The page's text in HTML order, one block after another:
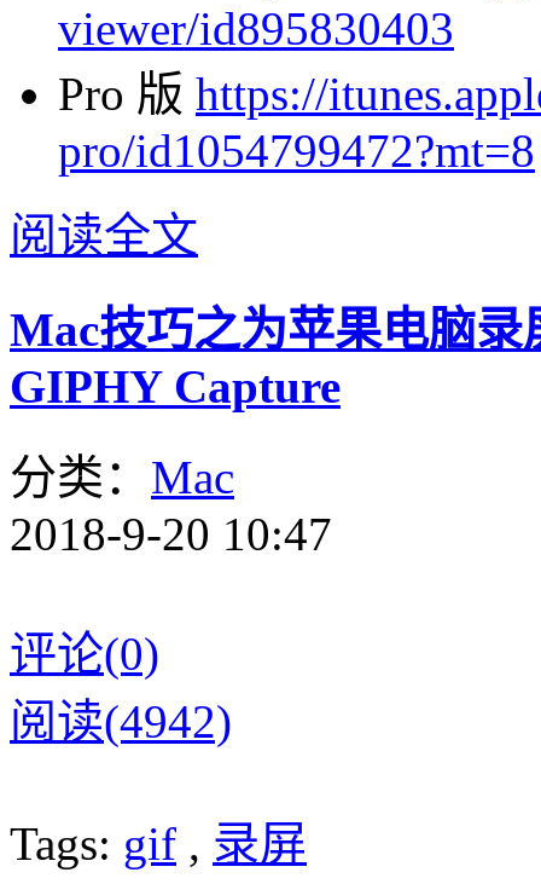
viewer/id895830403
Pro 版 https://
pro/id1054799472?mt=8
阅读全文
Mac技巧之为苹果电脑
GIPHY Capture
分类： Mac
2018-9-20 10:47
评论(0)
阅读(4942)
Tags: gif , 录屏